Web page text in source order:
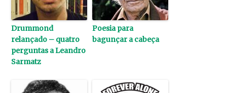
Drummond
relançado – quatro
perguntas a Leandro
Sarmatz
Poesia para
bagunçar a cabeça